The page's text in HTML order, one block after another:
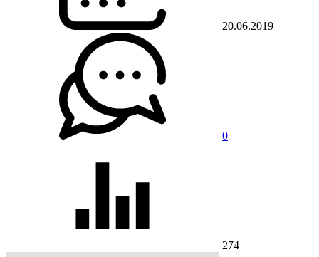
20.06.2019
0
274